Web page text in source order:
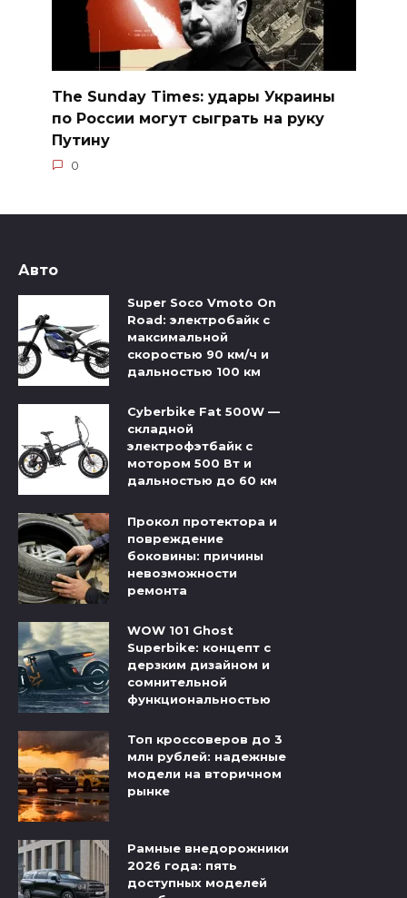
The Sunday Times: удары Украины
по России могут сыграть на руку
Путину
0
Авто
Super Soco Vmoto On
Road: электробайк с
максимальной
скоростью 90 км/ч и
дальностью 100 км
Cyberbike Fat 500W —
складной
электрофэтбайк с
мотором 500 Вт и
дальностью до 60 км
Прокол протектора и
повреждение
боковины: причины
невозможности
ремонта
WOW 101 Ghost
Superbike: концепт с
дерзким дизайном и
сомнительной
функциональностью
Топ кроссоверов до 3
млн рублей: надежные
модели на вторичном
рынке
Рамные внедорожники
2026 года: пять
доступных моделей